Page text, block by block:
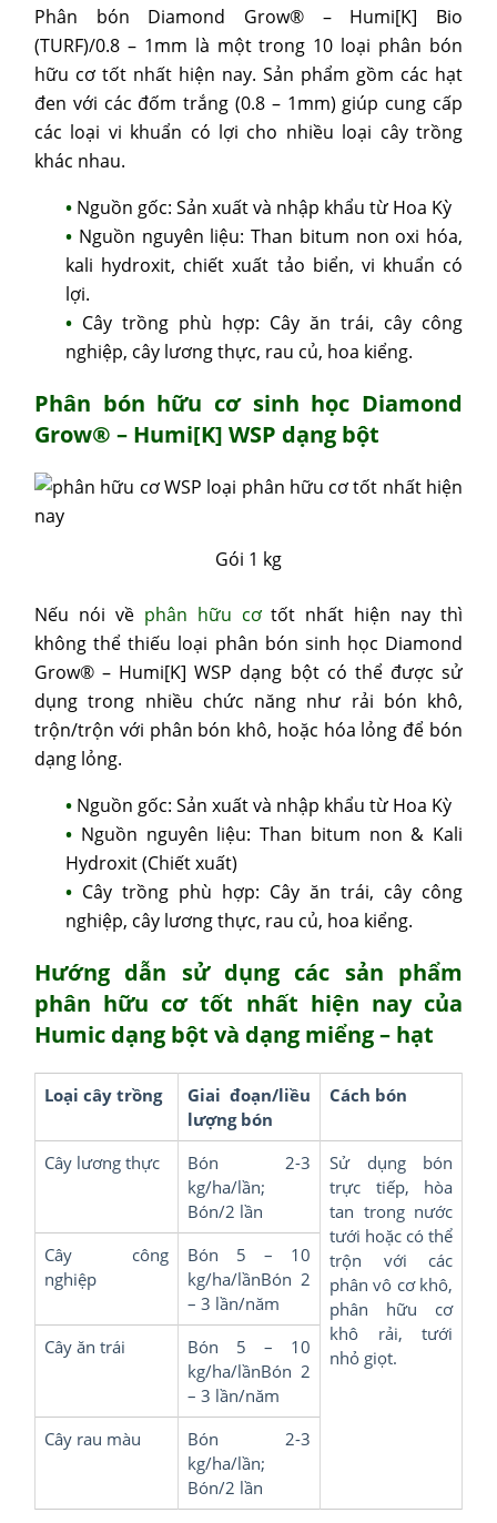
Phân bón Diamond Grow® – Humi[K] Bio
(TURF)/0.8 – 1mm là một trong 10 loại phân bón
hữu cơ tốt nhất hiện nay. Sản phẩm gồm các hạt
đen với các đốm trắng (0.8 – 1mm) giúp cung cấp
các loại vi khuẩn có lợi cho nhiều loại cây trồng
khác nhau.
Nguồn gốc: Sản xuất và nhập khẩu từ Hoa Kỳ
Nguồn nguyên liệu: Than bitum non oxi hóa,
kali hydroxit, chiết xuất tảo biển, vi khuẩn có
lợi.
Cây trồng phù hợp: Cây ăn trái, cây công
nghiệp, cây lương thực, rau củ, hoa kiểng.
Phân bón hữu cơ sinh học Diamond
Grow® – Humi[K] WSP dạng bột
Gói 1 kg
Nếu nói về phân hữu cơtốt nhất hiện nay thì
không thể thiếu loại phân bón sinh học Diamond
Grow® – Humi[K] WSP dạng bột có thể được sử
dụng trong nhiều chức năng như rải bón khô,
trộn/trộn với phân bón khô, hoặc hóa lỏng để bón
dạng lỏng.
Nguồn gốc: Sản xuất và nhập khẩu từ Hoa Kỳ
Nguồn nguyên liệu: Than bitum non & Kali
Hydroxit (Chiết xuất)
Cây trồng phù hợp: Cây ăn trái, cây công
nghiệp, cây lương thực, rau củ, hoa kiểng.
Hướng dẫn sử dụng các sản phẩm
phân hữu cơ tốt nhất hiện nay của
Humic dạng bột và dạng miểng – hạt
Loại cây trồng
Giai đoạn/liều
lượng bón
Cách bón
Cây lương thực
Bón 2-3
kg/ha/lần;
Bón/2 lần
Sử dụng bón
trực tiếp, hòa
tan trong nước
tưới hoặc có thể
trộn với các
phân vô cơ khô,
phân hữu cơ
khô rải, tưới
nhỏ giọt.
Cây công
nghiệp
Bón 5 – 10
kg/ha/lầnBón 2
– 3 lần/năm
Cây ăn trái
Bón 5 – 10
kg/ha/lầnBón 2
– 3 lần/năm
Cây rau màu
Bón 2-3
kg/ha/lần;
Bón/2 lần